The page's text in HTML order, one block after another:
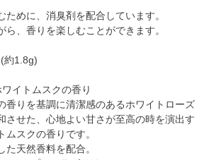
めに、消臭剤を配合しています。
ら、香りを楽しむことができます。
約1.8g)
イトムスクの香り
香りを基調に清潔感のあるホワイトローズ
させた、心地よい甘さが至高の時を演出す
スクの香りです。
天然香料を配合。